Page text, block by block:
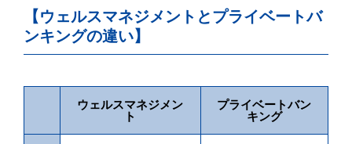
【ウェルスマネジメントとプライベートバ
ンキングの違い】
ウェルスマネジメン
ト
プライベートバン
キング